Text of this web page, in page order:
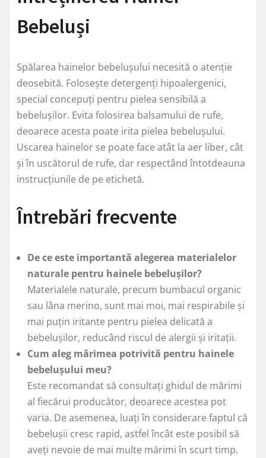
Bebeluși
Spălarea hainelor bebelușului necesită o atenție
deosebită. Folosește detergenți hipoalergenici,
special concepuți pentru pielea sensibilă a
bebelușilor. Evita folosirea balsamului de rufe,
deoarece acesta poate irita pielea bebelușului.
Uscarea hainelor se poate face atât la aer liber, cât
și în uscătorul de rufe, dar respectând întotdeauna
instrucțiunile de pe etichetă.
Întrebări frecvente
De ce este importantă alegerea materialelor
naturale pentru hainele bebelușilor?
Materialele naturale, precum bumbacul organic
sau lâna merino, sunt mai moi, mai respirabile și
mai puțin iritante pentru pielea delicată a
bebelușilor, reducând riscul de alergii și iritații.
Cum aleg mărimea potrivită pentru hainele
bebelușului meu?
Este recomandat să consultați ghidul de mărimi
al fiecărui producător, deoarece acestea pot
varia. De asemenea, luați în considerare faptul că
bebelușii cresc rapid, astfel încât este posibil să
aveți nevoie de mai multe mărimi în scurt timp.